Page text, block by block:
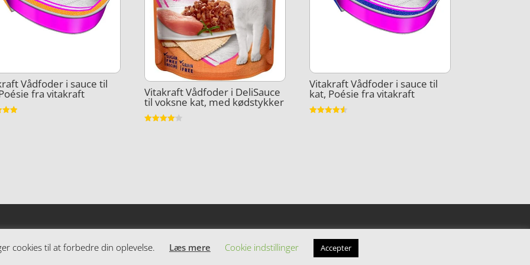
Vådfoder i sauce til
fra vitakraft Vitakraft Vådfoder i DeliSauce
til voksne kat, med kødstykker
Vitakraft Vådfoder i sauce til
kat, Poésie fra vitakraft
varer. Siden er et affiiliatesite, og nogle links kan være affiliatelinks.
cookies til at forbedre din oplevelse. Læs mere Cookie indstillinger Accepter